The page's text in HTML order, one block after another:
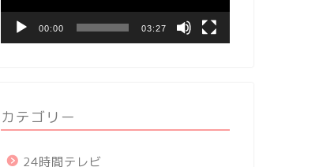
ヤ
00:00 03:27
カテゴリー
24時間テレビ